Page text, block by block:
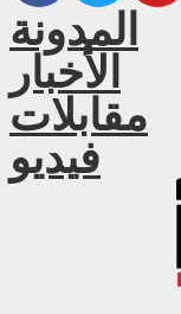
المدونة
الأخبار
مقابلات
فيديو